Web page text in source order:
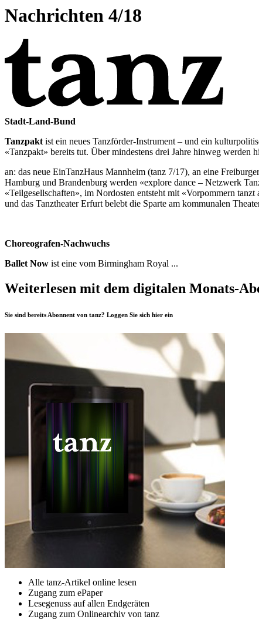
Nachrichten 4/18
Stadt-Land-Bund
Tanzpaktist ein neues Tanzförder-Instrument – und ein
«Tanzpakt» bereits tut. Über mindestens drei Jahre hinweg
an: das neue EinTanzHaus Mannheim (tanz 7/17), an eine
Hamburg und Brandenburg werden «explore dance – Netzwerk
«Teilgesellschaften», im Nordosten entsteht mit «Vorpommern
und das Tanztheater Erfurt belebt die Sparte am kommunalen
Choreografen-Nachwuchs
Ballet Now ist eine vom Birmingham Royal ...
Weiterlesen mit dem digitalen Monats-
Sie sind bereits Abonnent von tanz? Loggen Sie sich hier ein
Alle tanz-Artikel online lesen
Zugang zum ePaper
Lesegenuss auf allen Endgeräten
Zugang zum Onlinearchiv von tanz